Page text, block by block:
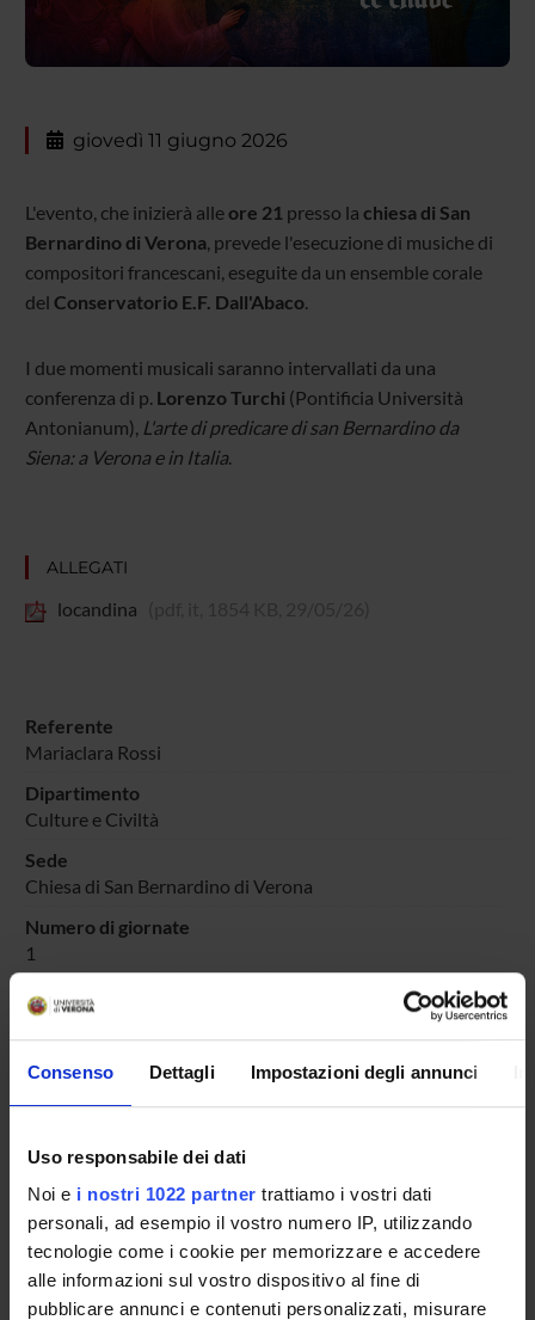
Consenso Dettagli Impostazioni degli annunci
Uso responsabile dei dati
Noi e i nostri 1022 partner trattiamo i vostri dati
personali, ad esempio il vostro numero IP, utilizzando
tecnologie come i cookie per memorizzare e accedere
alle informazioni sul vostro dispositivo al fine di
pubblicare annunci e contenuti personalizzati, misurare
giovedì 11 giugno 2026
L'evento, che inizierà alleore 21 presso la chiesa di San
Bernardino di Verona, prevede l'esecuzione di musiche di
compositori francescani, eseguite da un ensemble corale
del Conservatorio E.F. Dall'Abaco.
I due momenti musicali saranno intervallati da una
conferenza di p. Lorenzo Turchi (Pontificia Università
Antonianum), L'arte di predicare di san Bernardino da
Siena: a Verona e in Italia.
ALLEGATI
locandina
Referente
Mariaclara Rossi
Dipartimento
Culture e Civiltà
Sede
Chiesa di San Bernardino di Verona
Numero di giornate
1
Obiettivi
L'evento si propone di far conoscere a un pubblico ampio
una serie di musiche di compositori francescani in un luogo
- la chiesa di San Bernardino di Verona - ove si insediarono
AREA MIN. 11 - Scienze storiche, filosofiche, pedagogiche e
psicologiche
Categoria prevalente
Organizzazione di concerti, spettacoli teatrali, rassegne
cinematografiche, eventi sportivi, mostre, esposizioni e altri
eventi di pubblica utilità aperti alla comunità: